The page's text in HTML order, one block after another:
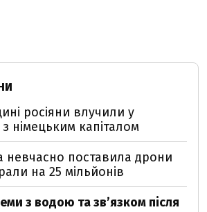
росіяни влучили у
німецьким капіталом
невчасно поставила дрони
на 25 мільйонів
з водою та звʼязком після